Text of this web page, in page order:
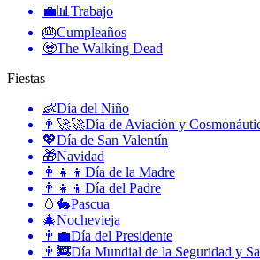
💼📊 Trabajo
🎂Cumpleaños
🧟The Walking Dead
Fiestas
👶Día del Niño
👨‍🚀🚀Día de Aviación y
💖Día de San Valentín
🎁Navidad
👩‍👧‍👦 Día de la Madre
👨‍👧‍👦 Día del Padre
🥚🐇Pascua
🎄Nochevieja
👨‍💼Día del Presidente
👨‍🚒Día Mundial de la Seguridad y